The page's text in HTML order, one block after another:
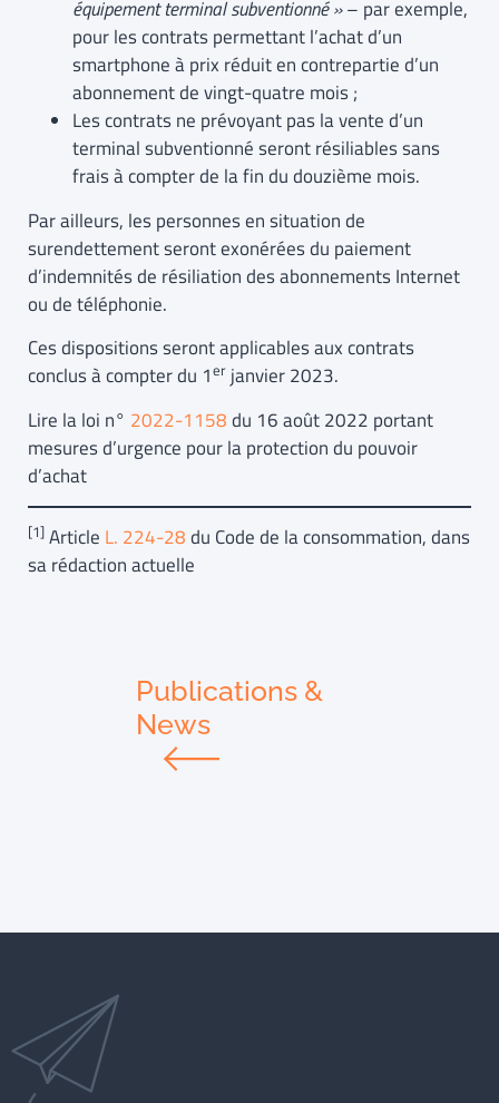
équipement terminal subventionné »– par exemple,
pour les contrats permettant l’achat d’un
smartphone à prix réduit en contrepartie d’un
abonnement de vingt-quatre mois ;
Les contrats ne prévoyant pas la vente d’un
terminal subventionné seront résiliables sans
frais à compter de la fin du douzième mois.
Par ailleurs, les personnes en situation de
surendettement seront exonérées du paiement
d’indemnités de résiliation des abonnements Internet
ou de téléphonie.
Ces dispositions seront applicables aux contrats
conclus à compter du 1er janvier 2023.
Lire la loi n° 2022-1158du 16 août 2022 portant
mesures d’urgence pour la protection du pouvoir
d’achat
[1] Article L. 224-28du Code de la consommation, dans
sa rédaction actuelle
Publications &
News